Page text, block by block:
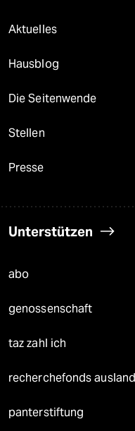
Aktuelles
Hausblog
Die Seitenwende
Stellen
Presse
Unterstützen
abo
genossenschaft
taz zahl ich
recherchefonds ausland
panterstiftung